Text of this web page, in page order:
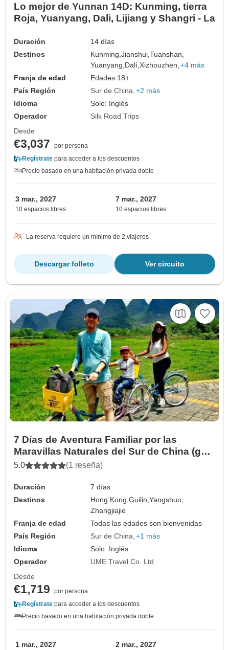
Lo mejor de Yunnan 14D: Kunming, tierra
Roja, Yuanyang, Dali, Lijiang y Shangri - La
Duración
14 días
Destinos
Kunming,Jianshui,Tuanshan,
Yuanyang, Dalí,Xizhouzhen, +4 más
Franja de edad
Edades 18+
País Región
Sur de China +2 más
Idioma
Solo: Inglés
Operador
Silk Road Trips
Desde
€3,037
por persona
Regístrate para acceder a los descuentos
Precio basado en una habitación privada doble
3 mar., 2027
10 espacios libres
7 mar., 2027
10 espacios libres
La reserva requiere un mínimo de 2 viajeros
Ver circuito
Descargar folleto
7 Días de Aventura Familiar por las
Maravillas Naturales del Sur de China (guía
y conductor privados）
5.0 (1 reseña)
Duración
7 días
Destinos
Hong Kong,Guilin,Yangshuo,
Zhangjiajie
Franja de edad
Todas las edades son bienvenidas
País Región
Sur de China +1 más
Idioma
Solo: Inglés
Operador
UME Travel Co. Ltd
Desde
€1,719
por persona
Regístrate para acceder a los descuentos
Precio basado en una habitación privada doble
1 mar., 2027 2 mar., 2027